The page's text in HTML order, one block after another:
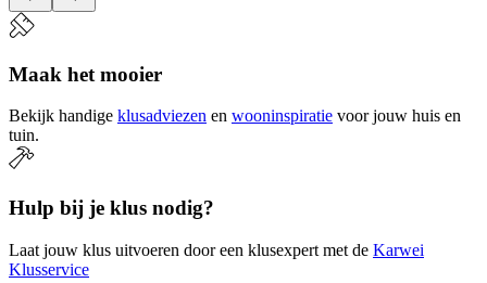
Maak het mooier
Bekijk handige klusadviezen en wooninspiratie voor jouw huis en
tuin.
Hulp bij je klus nodig?
Laat jouw klus uitvoeren door een klusexpert met de Karwei
Klusservice